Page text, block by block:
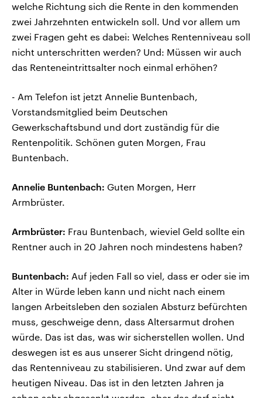
welche Richtung sich die Rente in den kommenden
zwei Jahrzehnten entwickeln soll. Und vor allem um
zwei Fragen geht es dabei: Welches Rentenniveau soll
nicht unterschritten werden? Und: Müssen wir auch
das Renteneintrittsalter noch einmal erhöhen?
- Am Telefon ist jetzt Annelie Buntenbach,
Vorstandsmitglied beim Deutschen
Gewerkschaftsbund und dort zuständig für die
Rentenpolitik. Schönen guten Morgen, Frau
Buntenbach.
Annelie Buntenbach: Guten Morgen, Herr
Armbrüster.
Armbrüster: Frau Buntenbach, wieviel Geld sollte ein
Rentner auch in 20 Jahren noch mindestens haben?
Buntenbach: Auf jeden Fall so viel, dass er oder sie im
Alter in Würde leben kann und nicht nach einem
langen Arbeitsleben den sozialen Absturz befürchten
muss, geschweige denn, dass Altersarmut drohen
würde. Das ist das, was wir sicherstellen wollen. Und
deswegen ist es aus unserer Sicht dringend nötig,
das Rentenniveau zu stabilisieren. Und zwar auf dem
heutigen Niveau. Das ist in den letzten Jahren ja